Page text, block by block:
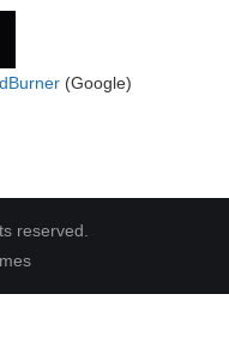
(Google)
reserved.